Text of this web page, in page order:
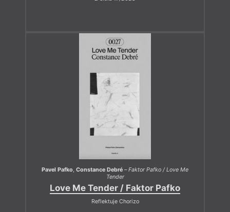
s jazykem, která odmítá logiku výkonu, se dřív nebo později
střetne s otázkou, z čeho vlastně žít. Ale to teď nemám na
srdci; v tomto čísle děláme literaturu, ne rozruch. K debatě
o udržitelnosti literárního provozu se vrátíme v čísle příštím,
poslední. Přesto se tématu budeme věnovat dál, v jiném
formátu, jak jsem vám slíbil – a už s tím můžu ven: naše
Večery Tvaru do konce roku doplní ještě jedna linie, kterou
budou tvořit čtyři živé debaty o potížích literárního provozu.
Podrobnější info brzy v našem newsletteru a na sockách. Tak
se někdy zastavte. A mezitím, a to hlavně, si čtěte.
Pavel Pafko Constance Debré –Faktor Pafko / Love Me
Tender
Love Me Tender / Faktor Pafko
Reflektuje Chorizo